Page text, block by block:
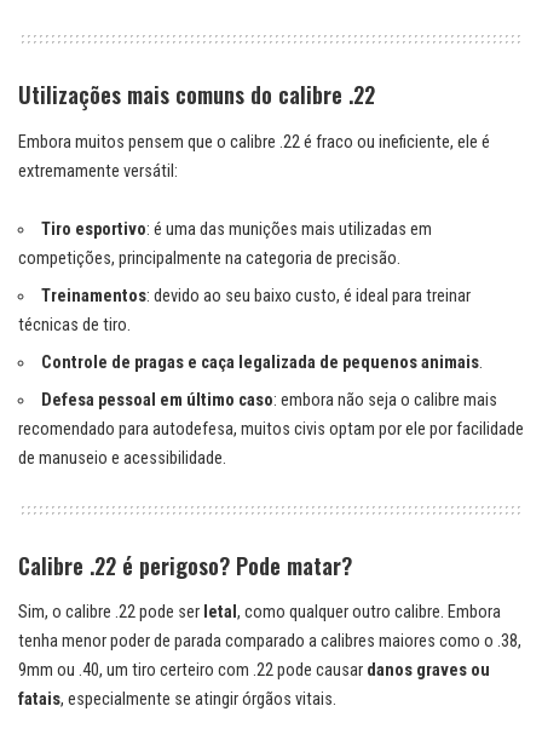
Utilizações mais comuns do calibre .22
Embora muitos pensem que o calibre .22 é fraco ou ineficiente, ele é
extremamente versátil:
Tiro esportivo: é uma das munições mais utilizadas em
competições, principalmente na categoria de precisão.
Treinamentos: devido ao seu baixo custo, é ideal para treinar
técnicas de tiro.
Controle de pragas e caça legalizada de pequenos animais.
Defesa pessoal em último caso: embora não seja o calibre mais
recomendado para autodefesa, muitos civis optam por ele por facilidade
de manuseio e acessibilidade.
Calibre .22 é perigoso? Pode matar?
Sim, o calibre .22 pode ser letal , como qualquer outro calibre. Embora
tenha menor poder de parada comparado a calibres maiores como o .38,
9mm ou .40, um tiro certeiro com .22 pode causar danos graves ou
fatais, especialmente se atingir órgãos vitais.